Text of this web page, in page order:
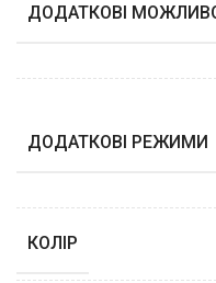
ДОДАТКОВІ
ДОДАТКОВІ РЕЖИМИ
КОЛІР